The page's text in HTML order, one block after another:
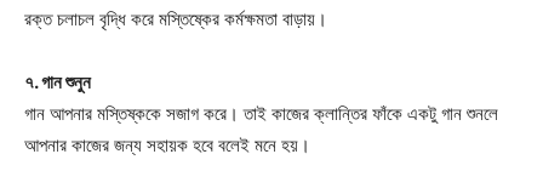
রক্ত চলাচল বৃদ্ধি করে মস্তিষ্কের কর্মক্ষমতা বাড়ায়।
৭. গান শুনুন
গান আপনার মস্তিষ্ককে সজাগ করে। তাই কাজের ক্লান্তির ফাঁকে একটু গান শুনলে
আপনার কাজের জন্য সহায়ক হবে বলেই মনে হয়।